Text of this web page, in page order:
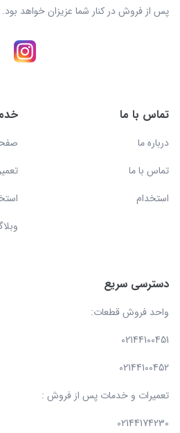
پس از فروش در کنار شما عزیزان خواهد بود.
تماس با ما
درباره ما
تماس با ما
استخدام
دسترسی سریع
واحد فروش قطعات:
02144100451
02144100452
تعمیرات و خدمات پس از فروش :
02144174230